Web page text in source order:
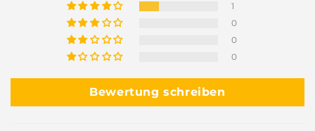
1
0
0
0
Bewertung schreiben